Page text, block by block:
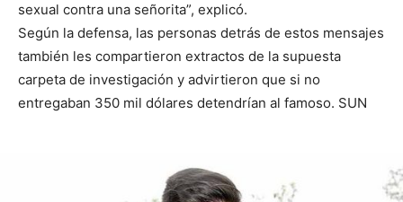
sexual contra una señorita”, explicó.
Según la defensa, las personas detrás de estos mensajes
también les compartieron extractos de la supuesta
carpeta de investigación y advirtieron que si no
entregaban 350 mil dólares detendrían al famoso. SUN